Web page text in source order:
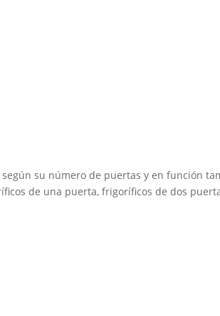
su número de puertas y en función
de una puerta, frigoríficos de dos